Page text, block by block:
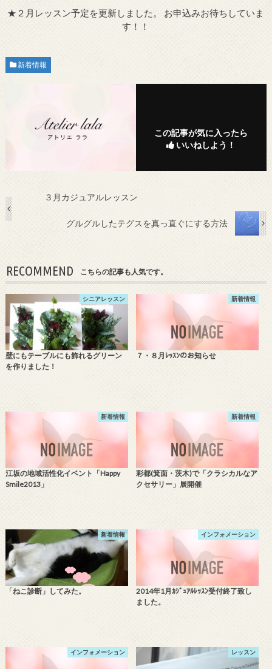
★ ２月レッスン予定を更新しました。
お申込みお待ちしていま
す！！
新着情報
この記事が気に入ったら
いいねしよう！
３月カジュアルレッスン
グルグルしたテグスを真っ直ぐにする方法
RECOMMEND こちらの記事も人気です。
シニアレッスン
壁にもテーブルにも飾れるグリーン
を作りました！
新着情報
７・８月ﾚｯｽﾝのお知らせ
新着情報
江坂の地域活性化イベント「Happy
Smile2013」
新着情報
彩都(箕面・茨木)で「クラシカルなア
クセサリー」展開催
新着情報
「ねこ診断」してみた。
インフォメーション
2014年1月ｶｼﾞｭｱﾙﾚｯｽﾝ受付終了致し
ました。
インフォメーション レッスン